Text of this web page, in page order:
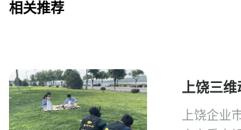
相关推荐
上饶三维
上饶企业